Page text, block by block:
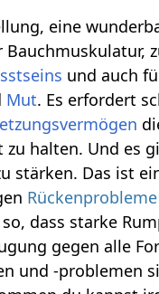
eine
Bauchmuskulatur,
und auch
Mut. Es erfordert
zu halten. Und es
stärken. Das ist
Rückenprobleme
dass starke
gegen alle
und -problemen